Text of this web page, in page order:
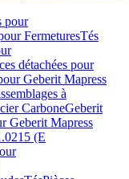
pour
FermeturesTés
détachées pour
Geberit Mapress
à
CarboneGeberit
Geberit Mapress
(E